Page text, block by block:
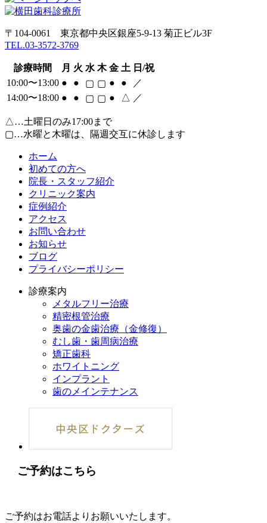
〒104-0061 東京都中央区銀座5-9-13 菊正ビル3F
TEL.03-3572-3769
診療時間 月 火 水 木 金 土 日/祝
10:00〜13:00 ● ● ▢ ▢ ● ●
／
14:00〜18:00 ● ● ▢ ▢ ● △ ／
△…土曜日のみ17:00まで
▢…水曜と木曜は、隔週交互に休診します
ホーム
初めての方へ
院長・スタッフ紹介
クリニック案内
症例紹介
アクセス
お問い合わせ
お知らせ
ブログ
プライバシーポリシー
診療案内
メタルフリー治療
精密根管治療
奥歯の金歯治療（金修復）
むし歯・歯周病治療
矯正歯科
ホワイトニング
インプラント
歯のメインテナンス
ご予約はこちら
ご予約はお電話よりお願いいたします。